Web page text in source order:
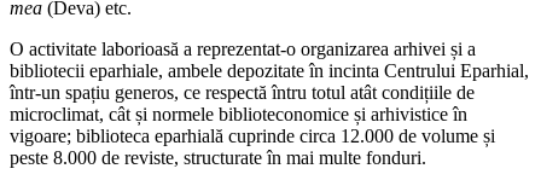
mea (Deva) etc.
O activitate laborioasă a reprezentat-o organizarea arhivei și a
bibliotecii eparhiale, ambele depozitate în incinta Centrului Eparhial,
într-un spațiu generos, ce respectă întru totul atât condițiile de
microclimat, cât și normele biblioteconomice și arhivistice în
vigoare; biblioteca eparhială cuprinde circa 12.000 de volume și
peste 8.000 de reviste, structurate în mai multe fonduri.